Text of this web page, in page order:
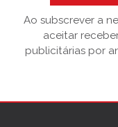
Ao subscrever a
aceitar
publicitárias por